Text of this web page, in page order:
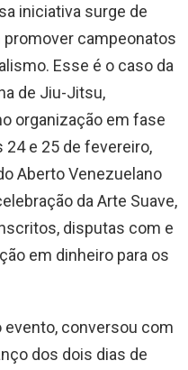
iniciativa surge de
campeonatos
Esse é o caso da
de Jiu-Jitsu,
organização em fase
24 e 25 de fevereiro,
Aberto Venezuelano
da Arte Suave,
disputas com e
em dinheiro para os
evento, conversou com
dos dois dias de